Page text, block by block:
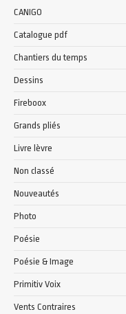
CANIGO
Catalogue pdf
Chantiers du temps
Dessins
Fireboox
Grands pliés
Livre lèvre
Non classé
Nouveautés
Photo
Poésie
Poésie & Image
Primitiv Voix
Vents Contraires